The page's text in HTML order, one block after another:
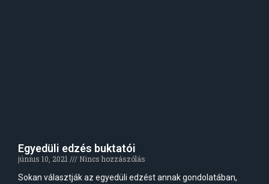
Egyedüli edzés buktatói
június 10, 2021
Nincs hozzászólás
Sokan választják az egyedüli edzést annak gondolatában,